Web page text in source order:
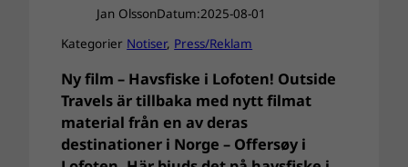
Jan OlssonDatum:2025-08-01
Kategorier Notiser, Press/Reklam
Ny film – Havsfiske i Lofoten! Outside
Travels är tillbaka med nytt filmat
material från en av deras
destinationer i Norge – Offersøy i